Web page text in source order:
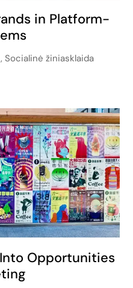
in Platform-
,Socialinė žiniasklaida
Opportunities